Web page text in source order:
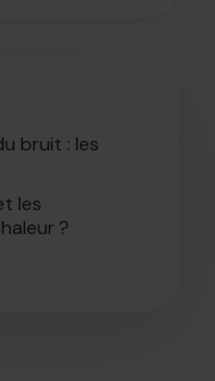
bruit : les
les
?